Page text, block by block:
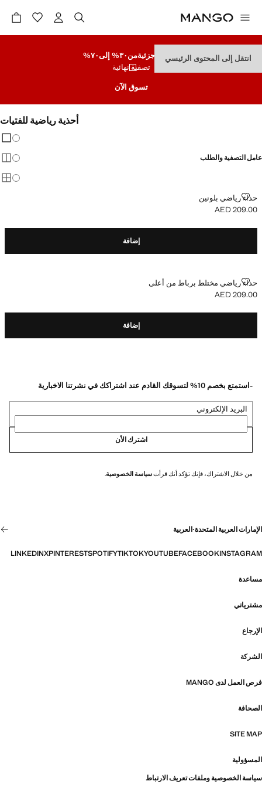
انتقل إلى المحتوى الرئيسيتنزيلات جزئيةمن٣٠% إلى٧٠%
تصفية نهائية
تسوق الآن
أحذية رياضية للفتيات
عامل التصفية والطلب
حذاء رياضي بلونين
حذاء رياضي بلونين
السعر الحالي [AED 209.00 ]
AED 209.00
إضافة
حذاء رياضي مختلط برباط من أعلى
حذاء رياضي مختلط برباط من أعلى
السعر الحالي [AED 209.00 ]
AED 209.00
إضافة
-استمتع بخصم 10% لتسوقك القادم عند اشتراكك في نشرتنا الاخبارية
البريد الإلكتروني
اشترك الأن
من خلال الاشتراك، فإنك تؤكد أنك قرأتسياسة الخصوصية.
الإمارات العربية المتحدة·العربية
INSTAGRAM
FACEBOOK
YOUTUBE
TIKTOK
SPOTIFY
PINTEREST
X
LINKEDIN
مساعدة
مشترياتي
الإرجاع
الشركة
فرص العمل لدى MANGO
الصحافة
SITE MAP
المسؤولية
سياسة الخصوصية وملفات تعريف الارتباط